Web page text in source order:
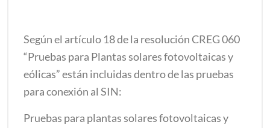
Según el artículo 18 de la resolución CREG 060
“Pruebas para Plantas solares fotovoltaicas y
eólicas” están incluidas dentro de las pruebas
para conexión al SIN:
Pruebas para plantas solares fotovoltaicas y